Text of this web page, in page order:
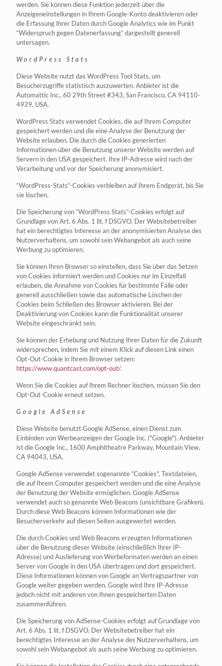
werden. Sie können diese Funktion jederzeit über die
Anzeigeneinstellungen in Ihrem Google-Konto deaktivieren oder
die Erfassung Ihrer Daten durch Google Analytics wie im Punkt
“Widerspruch gegen Datenerfassung” dargestellt generell
untersagen.
WordPress Stats
Diese Website nutzt das WordPress Tool Stats, um
Besucherzugriffe statistisch auszuwerten. Anbieter ist die
Automattic Inc., 60 29th Street #343, San Francisco, CA 94110-
4929, USA.
WordPress Stats verwendet Cookies, die auf Ihrem Computer
gespeichert werden und die eine Analyse der Benutzung der
Website erlauben. Die durch die Cookies generierten
Informationen über die Benutzung unserer Website werden auf
Servern in den USA gespeichert. Ihre IP-Adresse wird nach der
Verarbeitung und vor der Speicherung anonymisiert.
“WordPress-Stats”-Cookies verbleiben auf Ihrem Endgerät, bis Sie
sie löschen.
Die Speicherung von “WordPress Stats”-Cookies erfolgt auf
Grundlage von Art. 6 Abs. 1 lit. f DSGVO. Der Websitebetreiber
hat ein berechtigtes Interesse an der anonymisierten Analyse des
Nutzerverhaltens, um sowohl sein Webangebot als auch seine
Werbung zu optimieren.
Sie können Ihren Browser so einstellen, dass Sie über das Setzen
von Cookies informiert werden und Cookies nur im Einzelfall
erlauben, die Annahme von Cookies für bestimmte Fälle oder
generell ausschließen sowie das automatische Löschen der
Cookies beim Schließen des Browser aktivieren. Bei der
Deaktivierung von Cookies kann die Funktionalität unserer
Website eingeschränkt sein.
Sie können der Erhebung und Nutzung Ihrer Daten für die Zukunft
widersprechen, indem Sie mit einem Klick auf diesen Link einen
Opt-Out-Cookie in Ihrem Browser setzen:
https://www.quantcast.com/opt-out/.
Wenn Sie die Cookies auf Ihrem Rechner löschen, müssen Sie den
Opt-Out-Cookie erneut setzen.
Google AdSense
Diese Website benutzt Google AdSense, einen Dienst zum
Einbinden von Werbeanzeigen der Google Inc. ("Google"). Anbieter
ist die Google Inc., 1600 Amphitheatre Parkway, Mountain View,
CA 94043, USA.
Google AdSense verwendet sogenannte "Cookies", Textdateien,
die auf Ihrem Computer gespeichert werden und die eine Analyse
der Benutzung der Website ermöglichen. Google AdSense
verwendet auch so genannte Web Beacons (unsichtbare Grafiken).
Durch diese Web Beacons können Informationen wie der
Besucherverkehr auf diesen Seiten ausgewertet werden.
Die durch Cookies und Web Beacons erzeugten Informationen
über die Benutzung dieser Website (einschließlich Ihrer IP-
Adresse) und Auslieferung von Werbeformaten werden an einen
Server von Google in den USA übertragen und dort gespeichert.
Diese Informationen können von Google an Vertragspartner von
Google weiter gegeben werden. Google wird Ihre IP-Adresse
jedoch nicht mit anderen von Ihnen gespeicherten Daten
zusammenführen.
Die Speicherung von AdSense-Cookies erfolgt auf Grundlage von
Art. 6 Abs. 1 lit. f DSGVO. Der Websitebetreiber hat ein
berechtigtes Interesse an der Analyse des Nutzerverhaltens, um
sowohl sein Webangebot als auch seine Werbung zu optimieren.